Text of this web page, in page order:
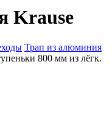
Krause
Трап из алюминия
800 мм из лёгк.